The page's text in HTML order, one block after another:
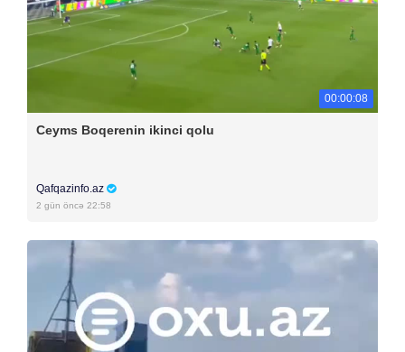
00:00:08
Ceyms Boqerenin ikinci qolu
Qafqazinfo.az
2 gün öncə 22:58